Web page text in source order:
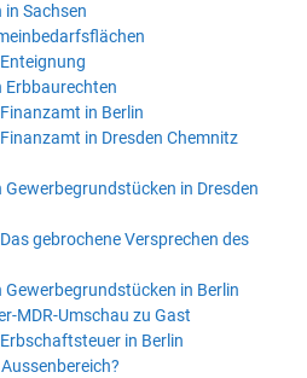
Sachsen
Erbbaurechten
in Berlin
in Dresden Chemnitz
in Dresden
gebrochene Versprechen des
in Berlin
MDR-Umschau zu Gast
in Berlin